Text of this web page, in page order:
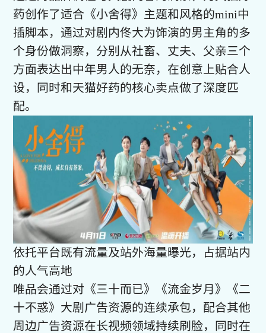
药创作了适合《小舍得》主题和风格的mini中
插脚本，通过对剧内佟大为饰演的男主角的多
个身份做洞察，分别从社畜、丈夫、父亲三个
方面表达出中年男人的无奈，在创意上贴合人
设，同时和天猫好药的核心卖点做了深度匹
配。
依托平台既有流量及站外海量曝光，占据站内
的人气高地
唯品会通过对《三十而已》《流金岁月》《二
十不惑》大剧广告资源的连续承包，配合其他
周边广告资源在长视频领域持续刷脸，同时在